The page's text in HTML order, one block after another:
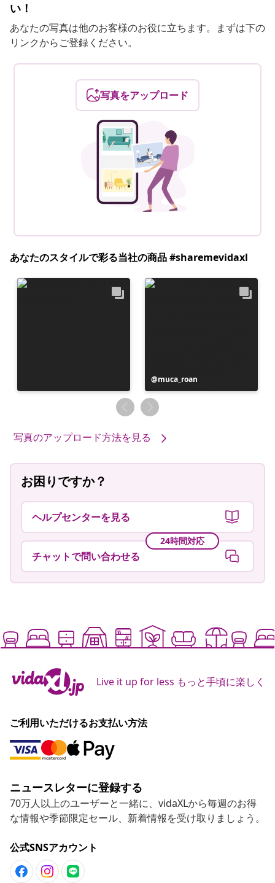
い！
あなたの写真は他のお客様のお役に立ちます。まずは下の
リンクからご登録ください。
写真をアップロード
あなたのスタイルで彩る当社の商品 #sharemevidaxl
投
稿
者
muca_roan
写真のアップロード方法を見る
お困りですか？
ヘルプセンターを見る
24時間対応
チャットで問い合わせる
Live it up for less もっと手頃に楽しく
ご利用いただけるお支払い方法
ニュースレターに登録する
70万人以上のユーザーと一緒に、vidaXLから毎週のお得
な情報や季節限定セール、新着情報を受け取りましょう。
公式SNSアカウント